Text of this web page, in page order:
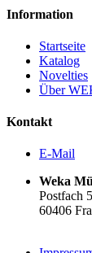
Information
Startseite
Katalog
Novelties
Über
Kontakt
E-Mail
Weka
Postfach
60406